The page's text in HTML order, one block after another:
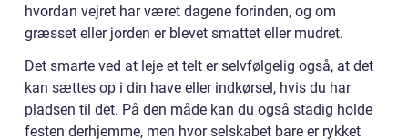
hvordan vejret har været dagene forinden, og om
græsset eller jorden er blevet smattet eller mudret.
Det smarte ved at leje et telt er selvfølgelig også, at det
kan sættes op i din have eller indkørsel, hvis du har
pladsen til det. På den måde kan du også stadig holde
festen derhjemme, men hvor selskabet bare er rykket